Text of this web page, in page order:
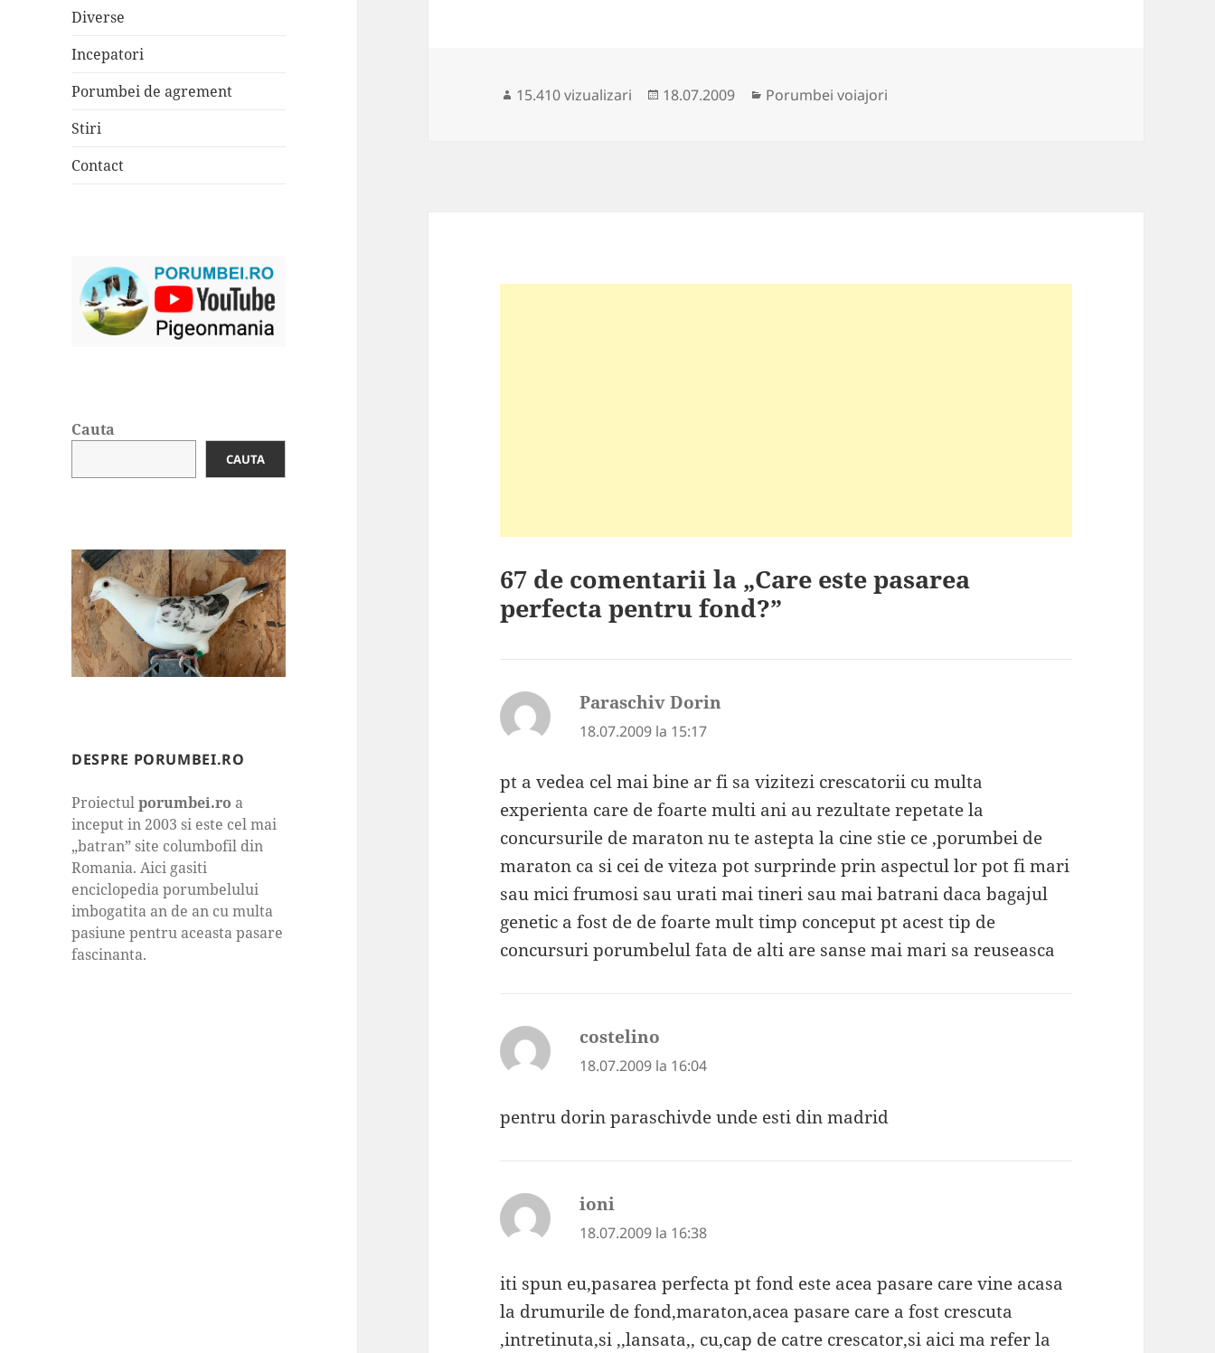
Diverse
Incepatori
Porumbei de agrement
Stiri
Contact
Cauta
CAUTA
DESPRE PORUMBEI.RO
Proiectulporumbei.ro a
inceput in 2003 si este cel mai
„batran” site columbofil din
Romania. Aici gasiti
enciclopedia porumbelului
imbogatita an de an cu multa
pasiune pentru aceasta pasare
fascinanta.
15.410 vizualizari
Publicat
18.07.2009 Categorii
Porumbei voiajori
67 de comentarii la „Care este pasarea
perfecta pentru fond?”
Paraschiv Dorin
18.07.2009 la 15:17
pt a vedea cel mai bine ar fi sa vizitezi crescatorii cu multa
experienta care de foarte multi ani au rezultate repetate la
concursurile de maraton nu te astepta la cine stie ce ,porumbei de
maraton ca si cei de viteza pot surprinde prin aspectul lor pot fi mari
sau mici frumosi sau urati mai tineri sau mai batrani daca bagajul
genetic a fost de de foarte mult timp conceput pt acest tip de
concursuri porumbelul fata de alti are sanse mai mari sa reuseasca
costelino
18.07.2009 la 16:04
pentru dorin paraschivde unde esti din madrid
ioni
18.07.2009 la 16:38
iti spun eu,pasarea perfecta pt fond este acea pasare care vine acasa
la drumurile de fond,maraton,acea pasare care a fost crescuta
,intretinuta,si ,,lansata,, cu,cap de catre crescator,si aici ma refer la